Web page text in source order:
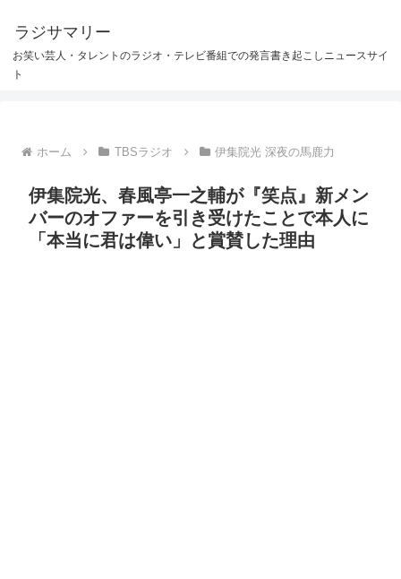
ラジサマリー
お笑い芸人・タレントのラジオ・テレビ番組での発言書き起こしニュースサイ
ト
ホーム TBSラジオ 伊集院光 深夜の馬鹿力
伊集院光、春風亭一之輔が『笑点』新メン
バーのオファーを引き受けたことで本人に
「本当に君は偉い」と賞賛した理由